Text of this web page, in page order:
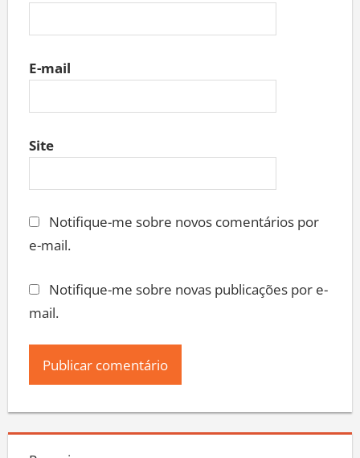
E-mail
Site
Notifique-me sobre novos comentários por
e-mail.
Notifique-me sobre novas publicações por e-
mail.